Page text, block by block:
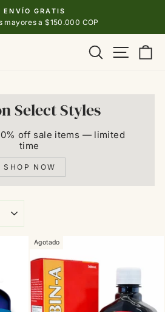
diapositivas
pausa
ENVÍO GRATIS
mayores a $150.000 COP
Buscar
Select Styles
off sale items — limited
time
SHOP NOW
Agotado